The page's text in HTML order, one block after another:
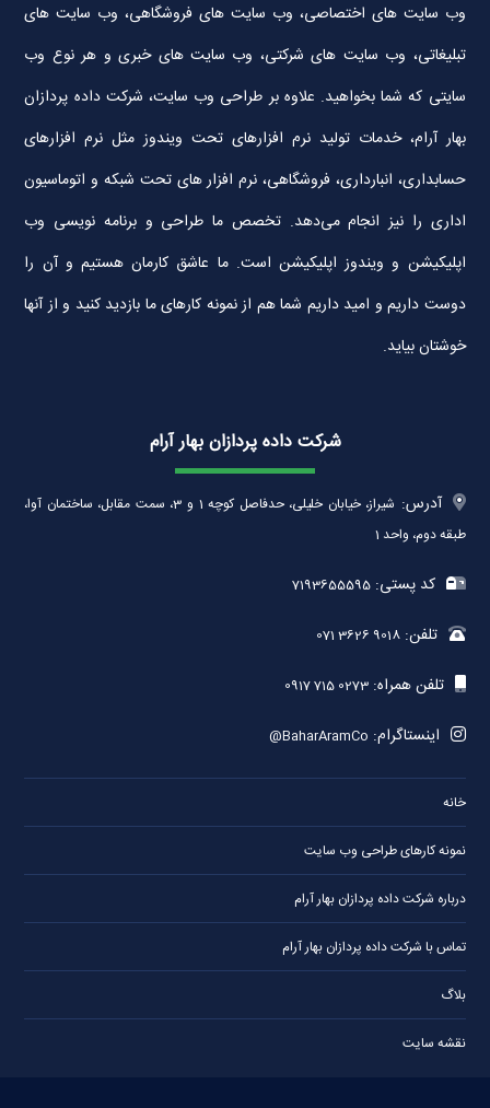
وب سایت های اختصاصی، وب سایت های فروشگاهی، وب سایت های
تبلیغاتی، وب سایت های شرکتی، وب سایت های خبری و هر نوع وب
سایتی که شما بخواهید. علاوه بر طراحی وب سایت، شرکت داده پردازان
بهار آرام، خدمات تولید نرم افزارهای تحت ویندوز مثل نرم افزارهای
حسابداری، انبارداری، فروشگاهی، نرم افزار های تحت شبکه و اتوماسیون
اداری را نیز انجام می‌دهد. تخصص ما طراحی و برنامه نویسی وب
اپلیکیشن و ویندوز اپلیکیشن است. ما عاشق کارمان هستیم و آن را
دوست داریم و امید داریم شما هم از نمونه کارهای ما بازدید کنید و از آنها
خوشتان بیاید.
شرکت داده پردازان بهار آرام
آدرس:
شیراز، خیابان خلیلی، حدفاصل کوچه 1 و 3، سمت مقابل، ساختمان آوا،
طبقه دوم، واحد 1
کد پستی:7193655595
تلفن:071 3626 9018
تلفن همراه:0917 715 0273
اینستاگرام: @BaharAramCo
خانه
نمونه کارهای طراحی وب سایت
درباره شرکت داده پردازان بهار آرام
تماس با شرکت داده پردازان بهار آرام
بلاگ
نقشه سایت